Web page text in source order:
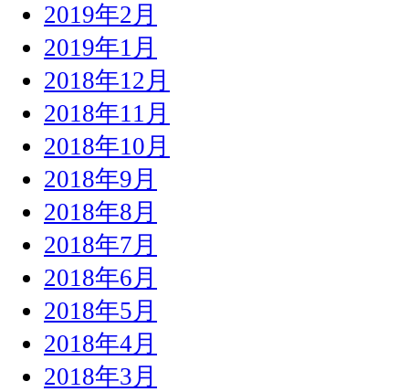
2019年2月
2019年1月
2018年12月
2018年11月
2018年10月
2018年9月
2018年8月
2018年7月
2018年6月
2018年5月
2018年4月
2018年3月